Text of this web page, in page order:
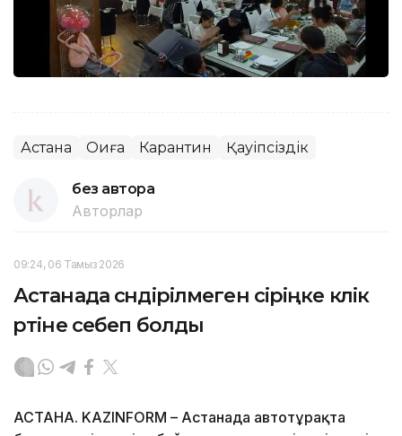
Астана Оқиға Карантин Қауіпсіздік
без автора
Авторлар
09:24, 06 Тамыз 2026
Астанада сөндірілмеген сіріңке көлік
өртіне себеп болды
АСТАНА. KAZINFORM – Астанада автотұрақта